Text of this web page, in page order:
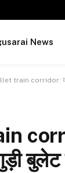
News
train corridor: क्या